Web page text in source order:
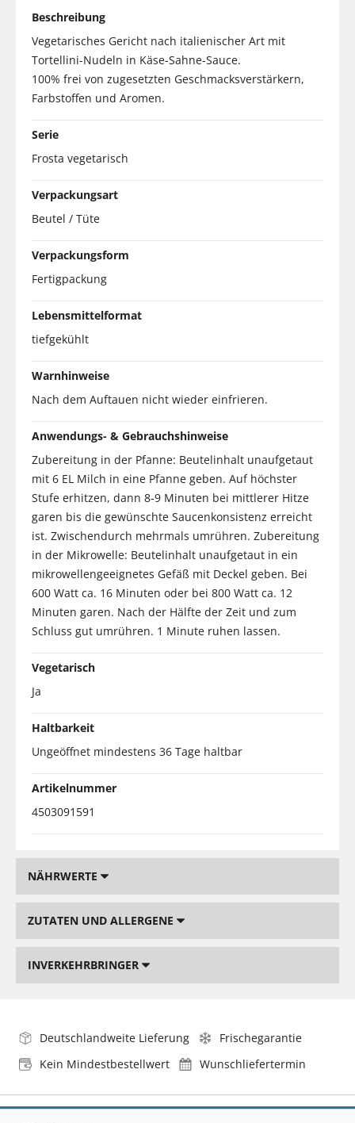
Beschreibung
Vegetarisches Gericht nach italienischer Art mit
Tortellini-Nudeln in Käse-Sahne-Sauce.
100% frei von zugesetzten Geschmacksverstärkern,
Farbstoffen und Aromen.
Serie
Frosta vegetarisch
Verpackungsart
Beutel / Tüte
Verpackungsform
Fertigpackung
Lebensmittelformat
tiefgekühlt
Warnhinweise
Nach dem Auftauen nicht wieder einfrieren.
Anwendungs- & Gebrauchshinweise
Zubereitung in der Pfanne: Beutelinhalt unaufgetaut
mit 6 EL Milch in eine Pfanne geben. Auf höchster
Stufe erhitzen, dann 8-9 Minuten bei mittlerer Hitze
garen bis die gewünschte Saucenkonsistenz erreicht
ist. Zwischendurch mehrmals umrühren. Zubereitung
in der Mikrowelle: Beutelinhalt unaufgetaut in ein
mikrowellengeeignetes Gefäß mit Deckel geben. Bei
600 Watt ca. 16 Minuten oder bei 800 Watt ca. 12
Minuten garen. Nach der Hälfte der Zeit und zum
Schluss gut umrühren. 1 Minute ruhen lassen.
Vegetarisch
Ja
Haltbarkeit
Ungeöffnet mindestens 36 Tage haltbar
Artikelnummer
4503091591
NÄHRWERTE
ZUTATEN UND ALLERGENE
INVERKEHRBRINGER
Deutschlandweite Lieferung
Frischegarantie
Kein Mindestbestellwert
Wunschliefertermin